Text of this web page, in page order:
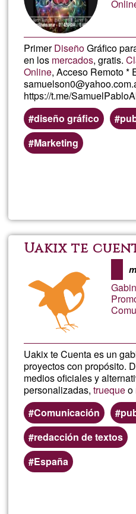
PrimerDiseñoGráfico
en los mercados, gratis.
Online, Acceso Remoto *
https://t.me/
diseño gráfico
Marketing
Uakix te
Uakix te Cuenta es un
proyectos con propósito.
medios oficiales y
personalizadas,truequeo
Comunicación
redacción de textos
España